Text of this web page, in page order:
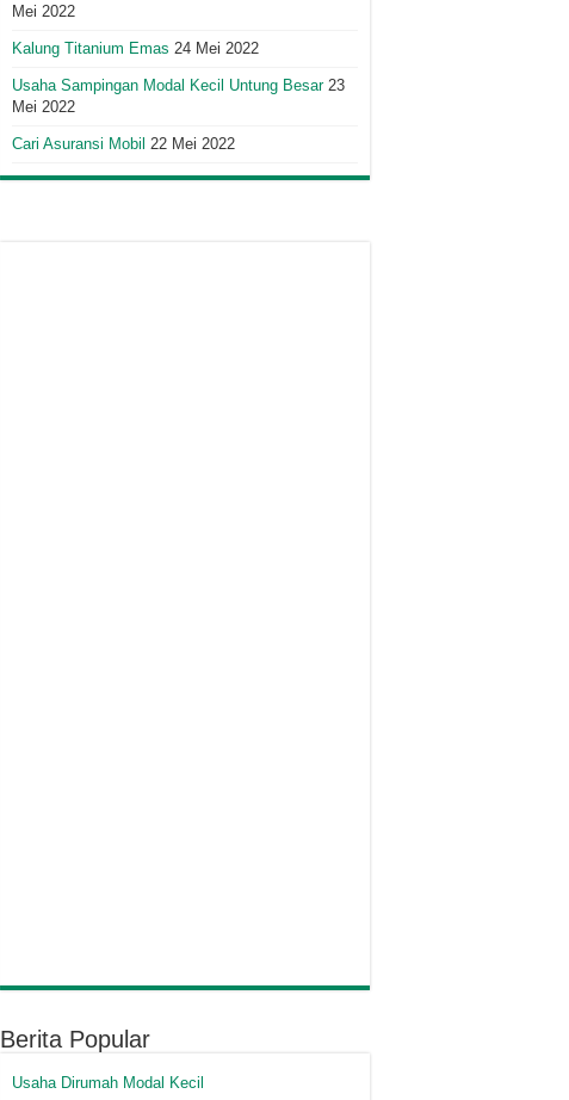
Mei 2022
Kalung Titanium Emas 24 Mei 2022
Usaha Sampingan Modal Kecil Untung Besar 23
Mei 2022
Cari Asuransi Mobil 22 Mei 2022
Berita Popular
Usaha Dirumah Modal Kecil